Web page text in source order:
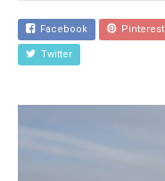
Facebook Pinterest
Twitter